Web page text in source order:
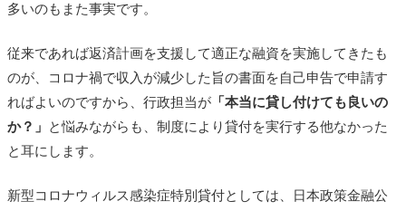
多いのもまた事実です。
従来であれば返済計画を支援して適正な融資を実施してきたも
のが、コロナ禍で収入が減少した旨の書面を自己申告で申請す
ればよいのですから、行政担当が 「本当に貸し付けても良いの
か？」
と悩みながらも、制度により貸付を実行する他なかった
と耳にします。
新型コロナウィルス感染症特別貸付としては、日本政策金融公